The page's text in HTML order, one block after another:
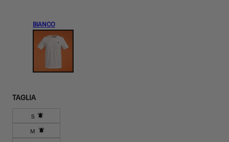
BIANCO
TAGLIA
S Variante
esaurita
M Variante